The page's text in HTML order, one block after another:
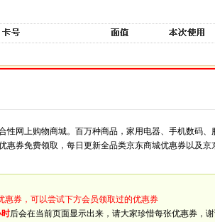
性网上购物商城。百万种商品，家用电器、手机数码
惠券免费领取，每日更新全品类京东商城优惠券以及
惠券，可以尝试下方会员领取过的优惠券
后会在当前页面显示出来，请大家珍惜每张优惠券，